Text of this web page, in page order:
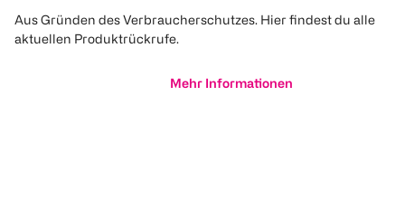
Aus Gründen des Verbraucherschutzes. Hier findest du alle
aktuellen Produktrückrufe.
Mehr Informationen